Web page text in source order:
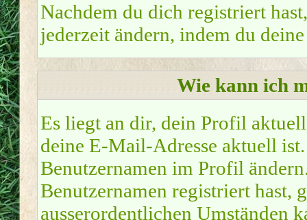
Nachdem du dich registriert
jederzeit ändern, indem du
Wie kann ich
Es liegt an dir, dein Profil
deine E-Mail-Adresse aktuell
Benutzernamen im Profil
Benutzernamen registriert hast,
ausserordentlichen Umständen